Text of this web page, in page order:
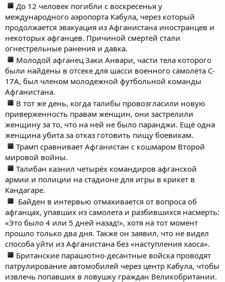
До 12 человек погибли с воскресенья у
международного аэропорта Кабула, через который
продолжается эвакуация из Афганистана иностранцев и
некоторых афганцев. Причиной смертей стали
огнестрельные ранения и давка.
Молодой афганец Заки Анвари, части тела которого
были найдены в отсеке для шасси военного самолёта C-
17A, был членом молодежной футбольной команды
Афганистана.
В тот же день, когда талибы провозгласили новую
приверженность правам женщин, они застрелили
женщину за то, что на ней не было паранджи. Ещё одна
женщина убита за отказ готовить пищу боевикам.
Трамп сравнивает Афганистан с кошмаром Второй
мировой войны.
Талибан казнил четырёх командиров афганской
армии и полиции на стадионе для игры в крикет в
Кандагаре.
Байден в интервью отмахивается от вопроса об
афганцах, упавших из самолета и разбившихся насмерть:
«Это было 4 или 5 дней назад!», хотя на тот момент
прошло только два дня. Также он заявил, что не видел
способа уйти из Афганистана без «наступления хаоса».
Британские парашютно-десантные войска проводят
патрулирование автомобилей через центр Кабула, чтобы
извлечь попавших в ловушку граждан Великобритании.